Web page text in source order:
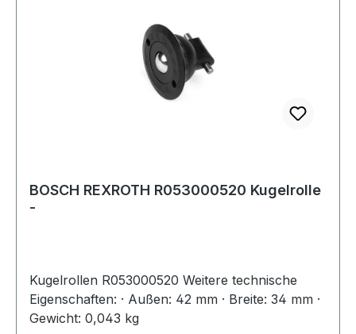
BOSCH REXROTH R053000520 Kugelrolle
-
Kugelrollen R053000520 Weitere technische
Eigenschaften: · Außen: 42 mm · Breite: 34 mm ·
Gewicht: 0,043 kg